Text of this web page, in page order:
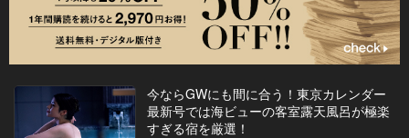
今ならGWにも間に合う！東京カレンダー
最新号では海ビューの客室露天風呂が極楽
すぎる宿を厳選！